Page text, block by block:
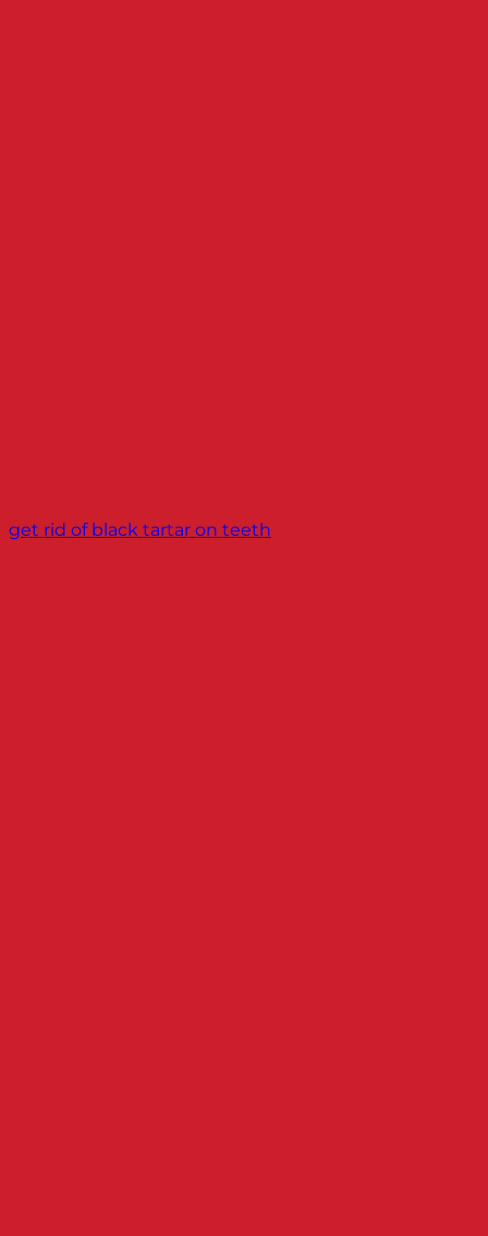
get rid of black tartar on teeth